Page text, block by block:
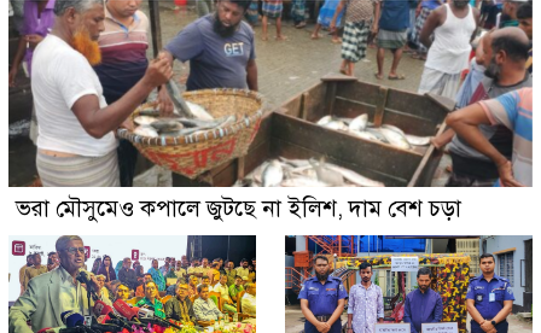
ভরা মৌসুমেও কপালে জুটছে না ইলিশ, দাম বেশ চড়া